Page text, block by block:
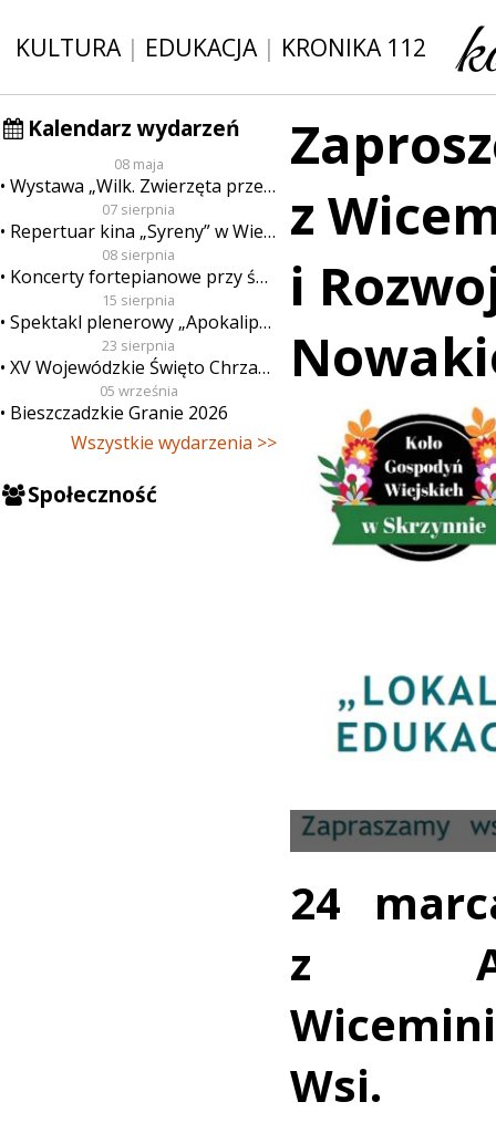
KULTURA| EDUKACJA| KRONIKA 112
Kalendarz wydarzeń
08 maja
Wystawa „Wilk. Zwierzęta przeklęte”
07 sierpnia
Repertuar kina „Syreny” w Wieluniu w dn. od 7 do 13 sierpnia
08 sierpnia
Koncerty fortepianowe przy świecach
15 sierpnia
Spektakl plenerowy „Apokalipsa”
23 sierpnia
XV Wojewódzkie Święto Chrzanu
05 września
Bieszczadzkie Granie 2026
Wszystkie wydarzenia >>
Społeczność
z
i
24
z
Wsi.